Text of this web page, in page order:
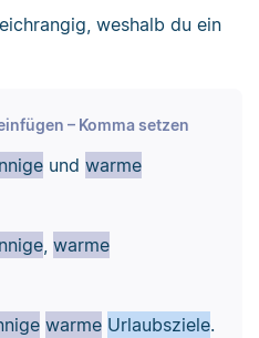
weshalb du ein
– Komma setzen
und warme
, warme
warme Urlaubsziele.